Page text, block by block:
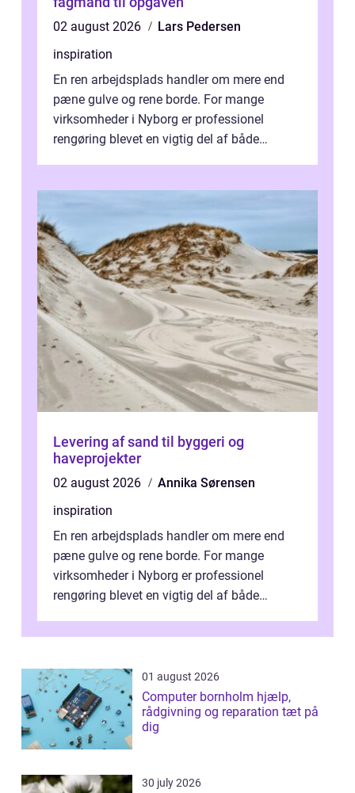
02 august 2026
Lars Pedersen
inspiration
En ren arbejdsplads handler om mere end
pæne gulve og rene borde. For mange
virksomheder i Nyborg er professionel
rengøring blevet en vigtig del af både
Levering af sand til byggeri og
haveprojekter
02 august 2026
Annika Sørensen
inspiration
En ren arbejdsplads handler om mere end
pæne gulve og rene borde. For mange
virksomheder i Nyborg er professionel
rengøring blevet en vigtig del af både
samlede ...
01 august 2026
Computer bornholm hjælp,
rådgivning og reparation tæt på
dig
30 july 2026